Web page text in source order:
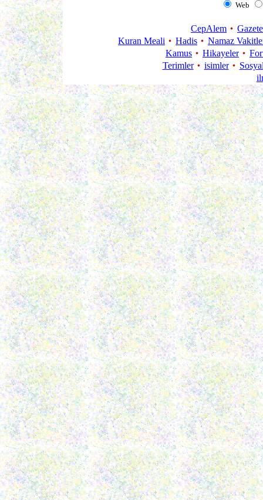
Web
CepAlem
Kuran Meali
Hadis
Namaz
Kamus
Hikayeler
Terimler
isimler